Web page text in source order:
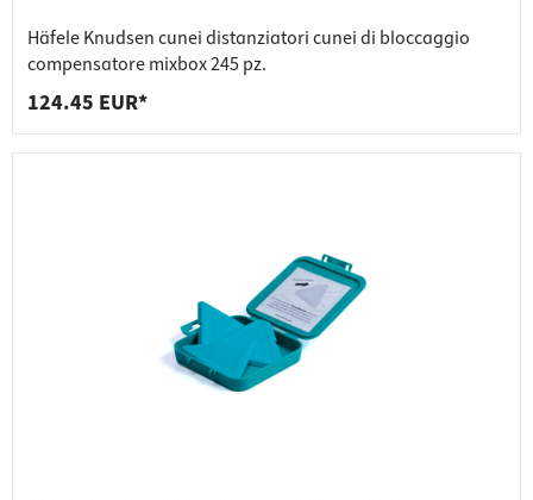
Häfele Knudsen cunei distanziatori cunei di bloccaggio
compensatore mixbox 245 pz.
124.45 EUR*